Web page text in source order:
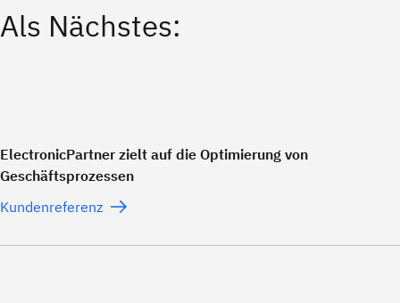
Als Nächstes:
ElectronicPartner zielt auf die Optimierung von
Geschäftsprozessen
Kundenreferenz